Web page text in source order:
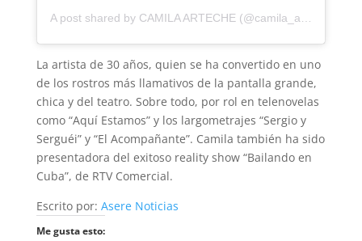
A post shared by CAMILA ARTECHE(@camila_arteche) on
La artista de 30 años, quien se ha convertido en uno
de los rostros más llamativos de la pantalla grande,
chica y del teatro. Sobre todo, por rol en telenovelas
como “Aquí Estamos” y los largometrajes “Sergio y
Serguéi” y “El Acompañante”. Camila también ha sido
presentadora del exitoso reality show “Bailando en
Cuba”, de RTV Comercial.​
Escrito por: Asere Noticias
Me gusta esto: